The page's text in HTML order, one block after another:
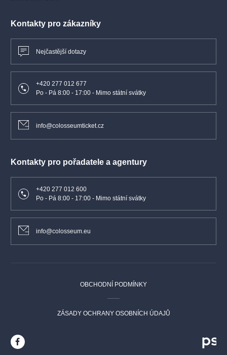
Kontakty pro zákazníky
Nejčastější dotazy
+420 277 012 677
Po - Pá 8:00 - 17:00 - Mimo státní svátky
info@colosseumticket.cz
Kontakty pro pořadatele a agentury
+420 277 012 600
Po - Pá 8:00 - 17:00 - Mimo státní svátky
info@colosseum.eu
OBCHODNÍ PODMÍNKY
ZÁSADY OCHRANY OSOBNÍCH ÚDAJŮ